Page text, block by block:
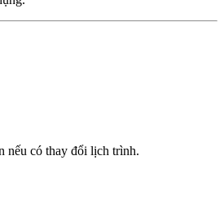
nếu có thay đổi lịch trình.